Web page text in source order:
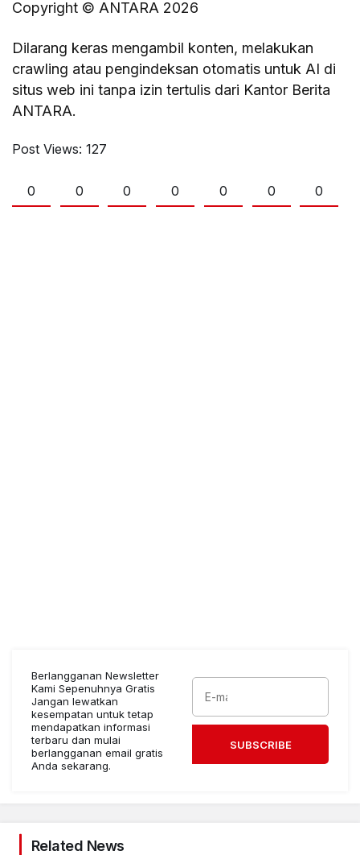
Copyright © ANTARA 2026
Dilarang keras mengambil konten, melakukan
crawling atau pengindeksan otomatis untuk AI di
situs web ini tanpa izin tertulis dari Kantor Berita
ANTARA.
Post Views: 127
0 0 0 0 0 0 0
Berlangganan Newsletter
Kami Sepenuhnya Gratis
Jangan lewatkan
kesempatan untuk tetap
mendapatkan informasi
terbaru dan mulai
berlangganan email gratis
Anda sekarang.
SUBSCRIBE
Related News